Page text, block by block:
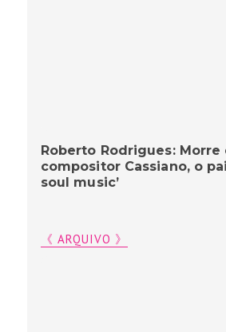
Roberto Rodrigues: Morre
compositor Cassiano, o
soul music’
《 ARQUIVO 》